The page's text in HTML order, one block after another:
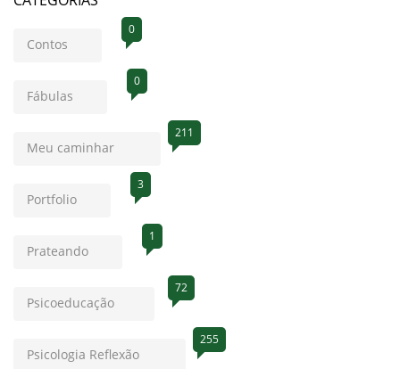
Contos
0
Fábulas
0
Meu caminhar
211
Portfolio
3
Prateando
1
Psicoeducação
72
Psicologia Reflexão
255